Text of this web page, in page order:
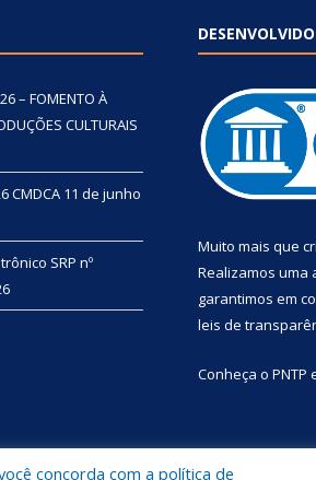
– FOMENTO À
CULTURAIS
CMDCA 11 de junho
SRP nº
Muito mais que
Realizamos uma
garantimos em
leis de
Conheça o PNTP
concorda com a política de